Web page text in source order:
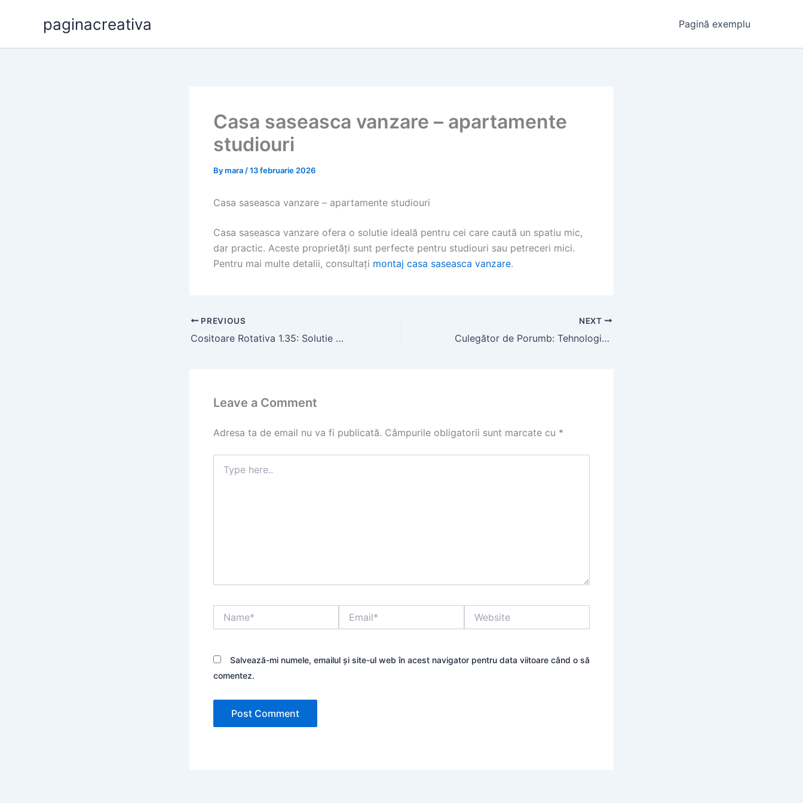
paginacreativa Pagină exemplu
Casa saseasca vanzare – apartamente
studiouri
Bymara /13 februarie 2026
Casa saseasca vanzare – apartamente studiouri
Casa saseasca vanzare ofera o solutie ideală pentru cei care caută un spatiu mic,
dar practic. Aceste proprietăți sunt perfecte pentru studiouri sau petreceri mici.
Pentru mai multe detalii, consultați montaj casa saseasca vanzare.
PREVIOUS
Cositoare Rotativa 1.35: Solutie Compacta pentru Cosit cu Tractorul
NEXT
Culegător de Porumb: Tehnologie Modernă pentru Agricultura Românească
Leave a Comment
Adresa ta de email nu va fi publicată. Câmpurile obligatorii sunt marcate cu *
here..
Salvează-mi numele, emailul și site-ul web în acest navigator pentru data viitoare când o să
comentez.